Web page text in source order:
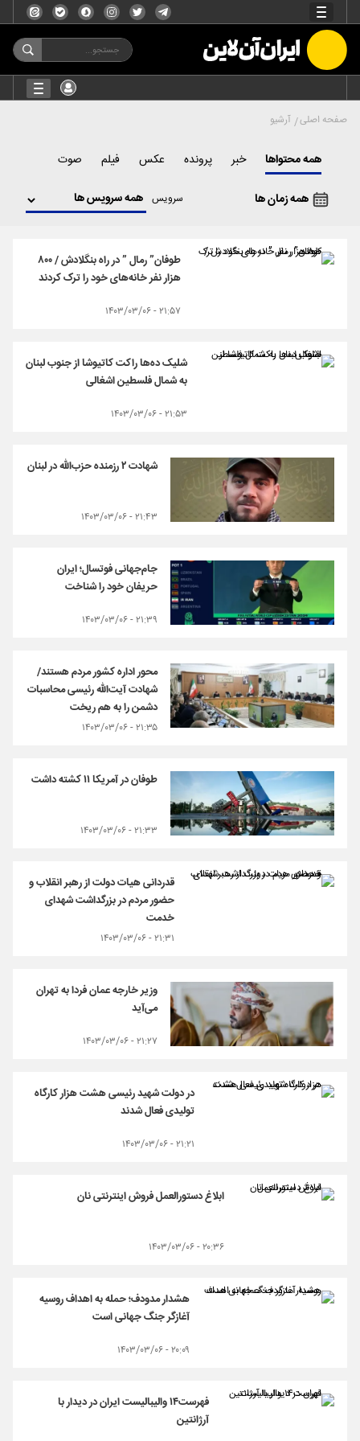
صفحه اصلی آرشیو
همه محتواها خبر پرونده عکس فیلم صوت
همه زمان ها سرویس
طوفان” رمال ” در راه بنگلادش / ۸۰۰
هزار نفر خانه‌های خود را ترک کردند
۲۱:۵۷ - ۱۴۰۳/۰۳/۰۶
شلیک ده‌ها راکت کاتیوشا از جنوب لبنان
به شمال فلسطین اشغالی
۲۱:۵۳ - ۱۴۰۳/۰۳/۰۶
شهادت ۲ رزمنده حزب‌الله در لبنان
۲۱:۴۳ - ۱۴۰۳/۰۳/۰۶
جام‌جهانی فوتسال؛ ایران
حریفان خود را شناخت
۲۱:۳۹ - ۱۴۰۳/۰۳/۰۶
محور اداره کشور مردم‌ هستند/
شهادت آیت‌الله رئیسی محاسبات
دشمن را به هم ریخت
۲۱:۳۵ - ۱۴۰۳/۰۳/۰۶
طوفان در آمریکا ۱۱ کشته داشت
۲۱:۳۳ - ۱۴۰۳/۰۳/۰۶
قدردانی هیات دولت از رهبر انقلاب و
حضور مردم در بزرگداشت شهدای
خدمت
۲۱:۳۱ - ۱۴۰۳/۰۳/۰۶
وزیر خارجه عمان فردا به تهران
می‌آید
۲۱:۲۷ - ۱۴۰۳/۰۳/۰۶
در دولت شهید رئیسی هشت هزار کارگاه
تولیدی فعال شدند
۲۱:۲۱ - ۱۴۰۳/۰۳/۰۶
ابلاغ دستورالعمل فروش اینترنتی نان
۲۰:۳۶ - ۱۴۰۳/۰۳/۰۶
هشدار مدودف؛ حمله به اهداف روسیه
آغازگر جنگ جهانی است
۲۰:۰۹ - ۱۴۰۳/۰۳/۰۶
فهرست۱۴ والیبالیست ایران در دیدار با
آرژانتین